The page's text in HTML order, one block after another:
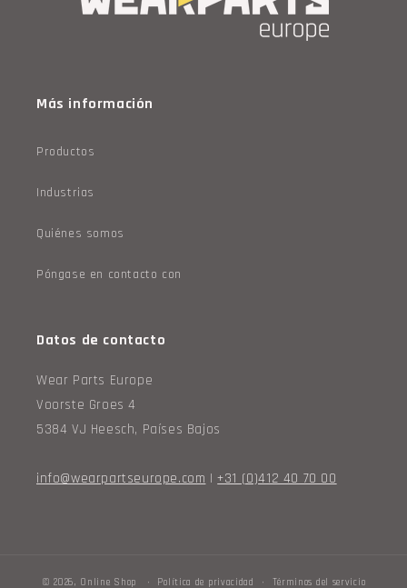
Más información
Productos
Industrias
Quiénes somos
Póngase en contacto con
Datos de contacto
Wear Parts Europe
Voorste Groes 4
5384 VJ Heesch, Países Bajos
info@wearpartseurope.com |+31 (0)412 40 70 00
© 2026, Online Shop Política de privacidad Términos del servicio